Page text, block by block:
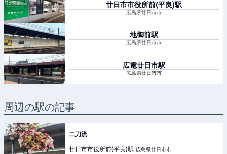
廿日市市役所前(平良)駅
広島県廿日市市
地御前駅
広島県廿日市市
広電廿日市駅
広島県廿日市市
周辺の駅の記事
二刀流
廿日市市役所前(平良)駅 広島県廿日市市